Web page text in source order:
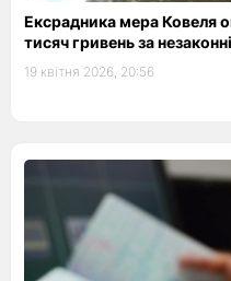
Ексрадника мера Ковеля
тисяч гривень за
19 квітня 2026, 20:56